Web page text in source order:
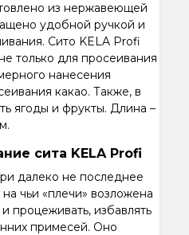
из нержавеющей
удобной ручкой и
Сито KELA Profi
только для просеивания
нанесения
какао. Также, в
ягоды и фрукты. Длина –
сита KELA Profi
далеко не последнее
чьи «плечи» возложена
процеживать, избавлять
примесей. Оно